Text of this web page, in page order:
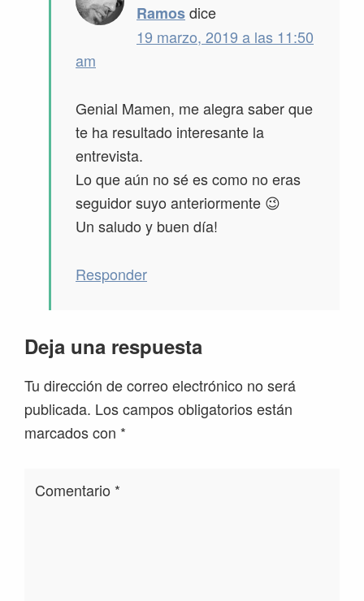
Ramosdice
19 marzo, 2019 a las 11:50
am
Genial Mamen, me alegra saber que
te ha resultado interesante la
entrevista.
Lo que aún no sé es como no eras
seguidor suyo anteriormente 😉
Un saludo y buen día!
Responder
Deja una respuesta
Tu dirección de correo electrónico no será
publicada. Los campos obligatorios están
marcados con *